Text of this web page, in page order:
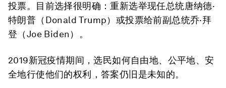
投票。目前选择很明确：重新选举现任总统唐纳德·
特朗普（Donald Trump）或投票给前副总统乔·拜
登（Joe Biden）。
2019新冠疫情期间，选民如何自由地、公平地、安
全地行使他们的权利，答案仍旧是未知的。